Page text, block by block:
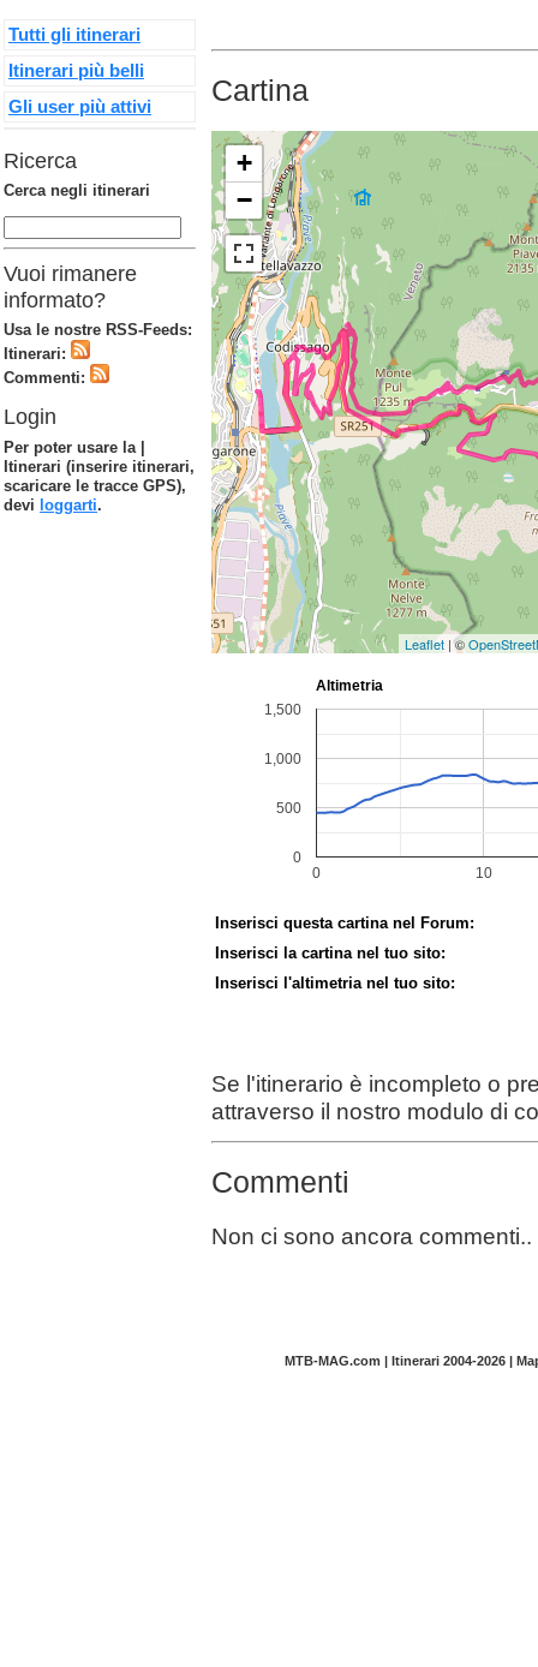
Cartina
+
−
Leaflet | ©
Inserisci questa cartina nel Forum:
Inserisci la cartina nel tuo sito:
Inserisci l'altimetria nel tuo sito:
Se l'itinerario è incompleto o
attraverso il nostro modulo di
Commenti
Non ci sono ancora commenti..
Tutti gli itinerari
Itinerari più belli
Gli user più attivi
Ricerca
Cerca negli itinerari
Vuoi rimanere
informato?
Usa le nostre RSS-Feeds:
Itinerari:
Commenti:
Login
Per poter usare la |
Itinerari (inserire itinerari,
scaricare le tracce GPS),
devi loggarti.
MTB-MAG.com | Itinerari 2004-2026 |